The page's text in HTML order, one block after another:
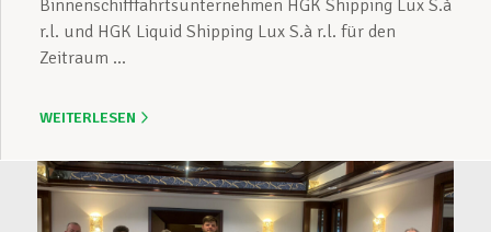
Binnenschifffahrtsunternehmen HGK Shipping Lux S.à
r.l. und HGK Liquid Shipping Lux S.à r.l. für den
Zeitraum ...
WEITERLESEN